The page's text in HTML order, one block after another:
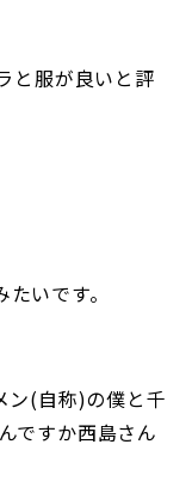
と服が良いと評
いです。
ン(自称)の僕と千
ですか西島さん